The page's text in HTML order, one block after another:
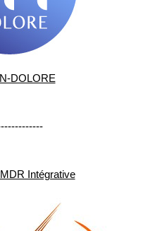
DOLORE
Intégrative